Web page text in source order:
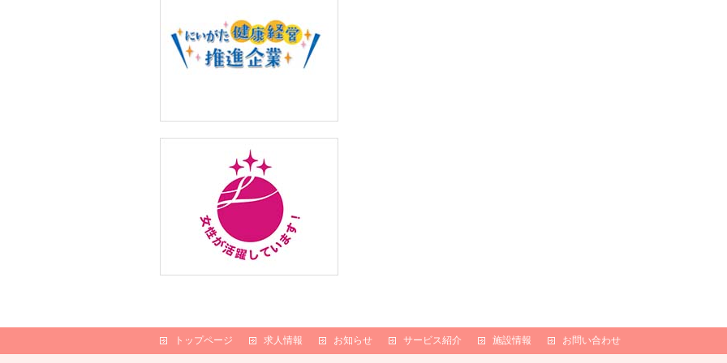
トップページ 求人情報 お知らせ サービス紹介 施設情報 お問い合わせ